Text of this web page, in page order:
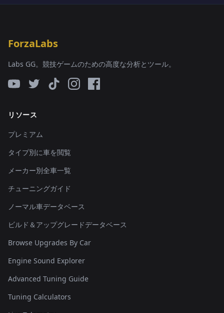
ForzaLabs
Labs GG。競技ゲームのための高度な分析とツール。
リソース
プレミアム
タイプ別に車を閲覧
メーカー別全車一覧
チューニングガイド
ノーマル車データベース
ビルド＆アップグレードデータベース
Browse Upgrades By Car
Engine Sound Explorer
Advanced Tuning Guide
Tuning Calculators